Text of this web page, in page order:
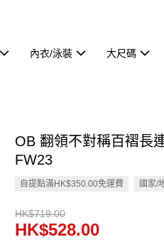
內衣/泳裝 大尺碼
OB 翻領不對稱百褶長
FW23
自提點滿HK$350.00免運費 國家/
HK$719.00
HK$528.00